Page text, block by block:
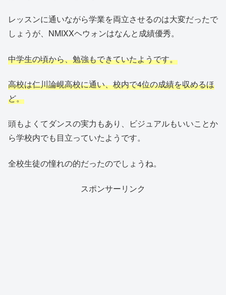
レッスンに通いながら学業を両立させるのは大変だったで
しょうが、NMIXXヘウォンはなんと成績優秀。
中学生の頃から、勉強もできていたようです。
高校は仁川論峴高校に通い、校内で4位の成績を収めるほ
ど。
頭もよくてダンスの実力もあり、ビジュアルもいいことか
ら学校内でも目立っていたようです。
全校生徒の憧れの的だったのでしょうね。
スポンサーリンク